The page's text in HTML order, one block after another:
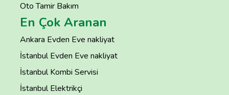
Oto Tamir Bakım
En Çok Aranan
Ankara Evden Eve nakliyat
İstanbul Evden Eve nakliyat
İstanbul Kombi Servisi
İstanbul Elektrikçi